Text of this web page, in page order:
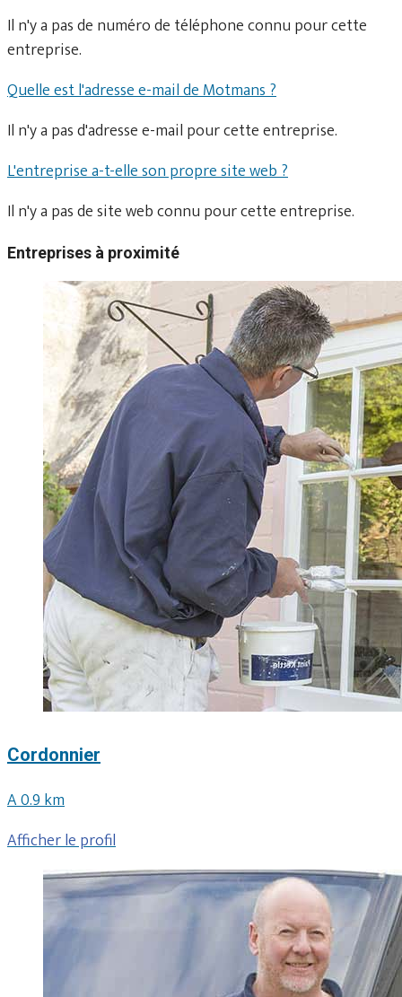
Il n'y a pas de numéro de téléphone connu pour cette
entreprise.
Quelle est l'adresse e-mail de Motmans ?
Il n'y a pas d'adresse e-mail pour cette entreprise.
L'entreprise a-t-elle son propre site web ?
Il n'y a pas de site web connu pour cette entreprise.
Entreprises à proximité
Cordonnier
A 0.9 km
Afficher le profil